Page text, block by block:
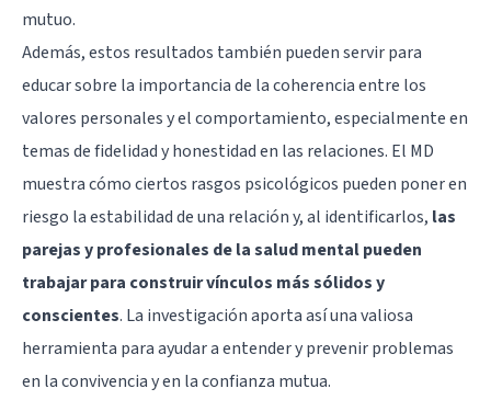
mutuo.
Además, estos resultados también pueden servir para
educar sobre la importancia de la coherencia entre los
valores personales y el comportamiento, especialmente en
temas de fidelidad y honestidad en las relaciones. El MD
muestra cómo ciertos rasgos psicológicos pueden poner en
riesgo la estabilidad de una relación y, al identificarlos, las
parejas y profesionales de la salud mental pueden
trabajar para construir vínculos más sólidos y
conscientes. La investigación aporta así una valiosa
herramienta para ayudar a entender y prevenir problemas
en la convivencia y en la confianza mutua.